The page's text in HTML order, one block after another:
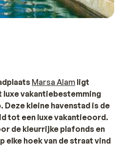
Marsa Alam ligt
luxe vakantiebestemming
Deze kleine havenstad is de
tot een luxe vakantieoord.
de kleurrijke plafonds en
elke hoek van de straat vind